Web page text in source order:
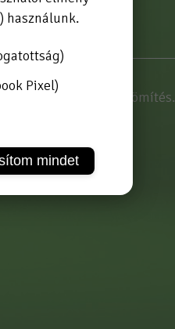
azonnali tömítés.
használunk.
Pixel)
mindet